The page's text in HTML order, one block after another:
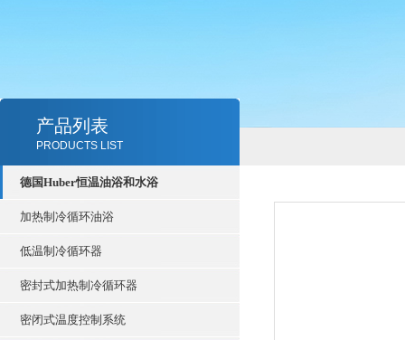
产品列表
PRODUCTS LIST
德国Huber恒温油浴和水浴
加热制冷循环油浴
低温制冷循环器
密封式加热制冷循环器
密闭式温度控制系统